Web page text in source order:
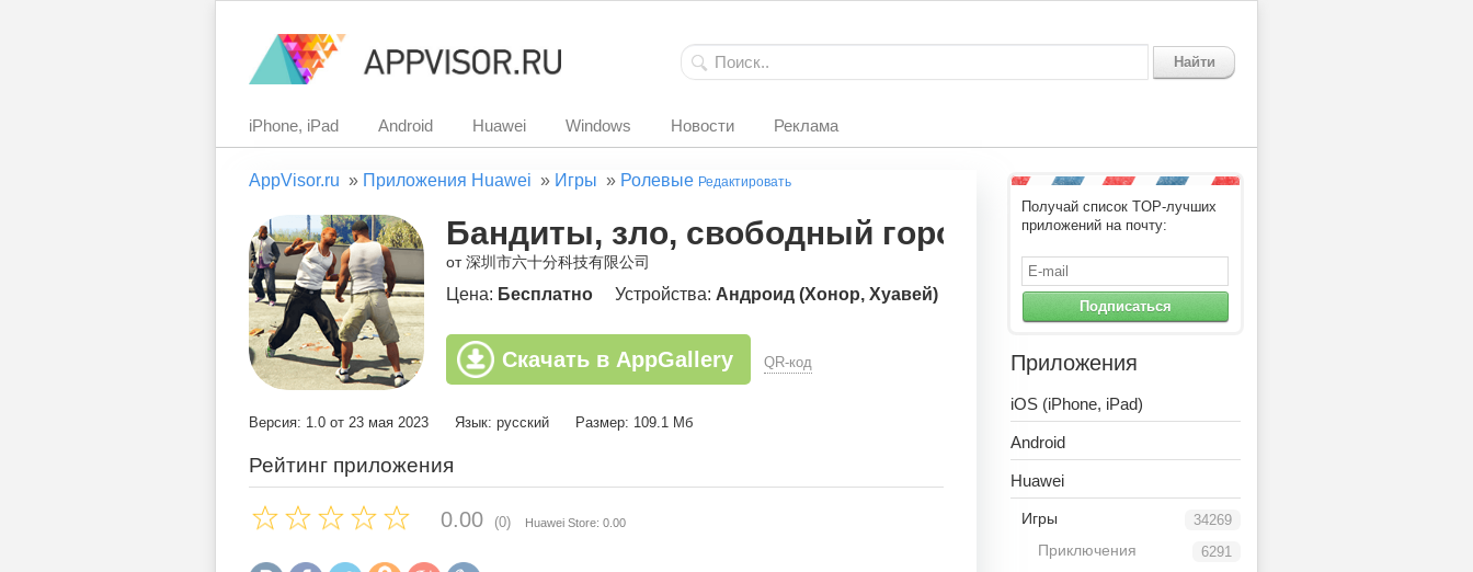
Найти
iPhone, iPad Android Huawei Windows Новости Реклама
AppVisor.ru » Приложения Huawei » Игры » Ролевые Редактировать
Бандиты, зло, свободный город.
от 深圳市六十分科技有限公司
Цена: Бесплатно Устройства: Андроид (Хонор, Хуавей)
Скачать в AppGallery QR-код
Версия: 1.0 от 23 мая 2023 Язык: русский Размер: 109.1 Мб
Рейтинг приложения
0.00 (0) Huawei Store: 0.00
Получай список TOP-лучших
приложений на почту:
Подписаться
Приложения
iOS (iPhone, iPad)
Android
Huawei
34269
Игры
6291
Приключения